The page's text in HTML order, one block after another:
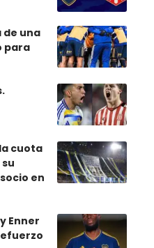
de una
para
cuota
en
Enner